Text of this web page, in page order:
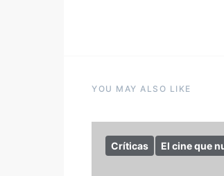
YOU MAY ALSO LIKE
Críticas El cine que